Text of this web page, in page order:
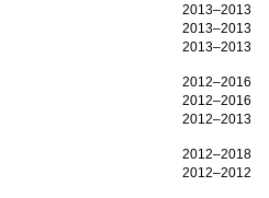
2013–2013
2013–2013
2013–2013
2012–2016
2012–2016
2012–2013
2012–2018
2012–2012